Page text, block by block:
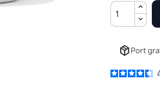
package_2 Port